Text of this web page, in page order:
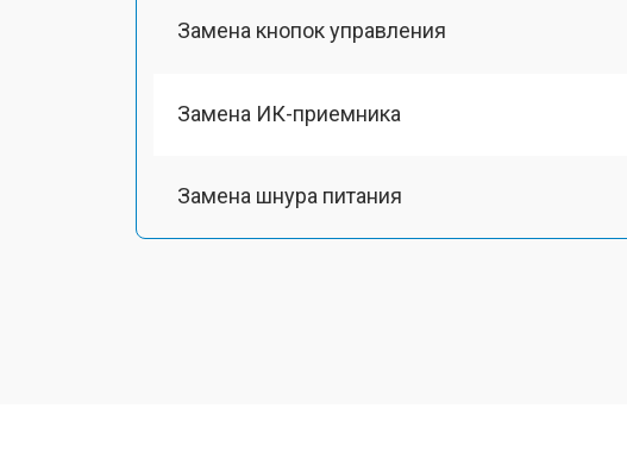
Замена кнопок управления
Замена ИК-приемника
Замена шнура питания